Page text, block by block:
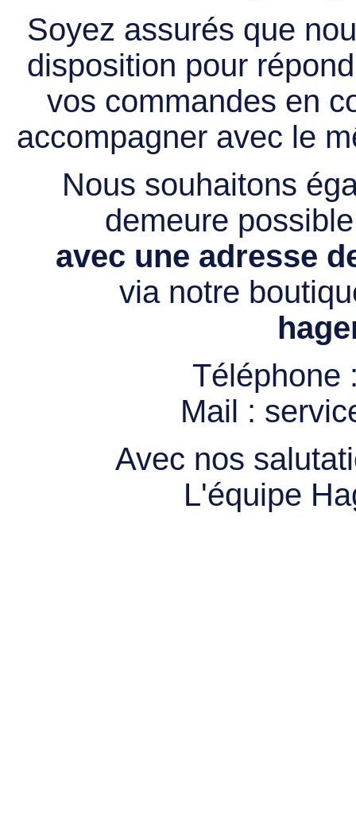
Soyez assurés que
disposition pour
vos commandes en
accompagner avec le
Nous souhaitons
demeure
avec une adresse
via notre
Téléphone
Mail :
Avec nos
L'équipe